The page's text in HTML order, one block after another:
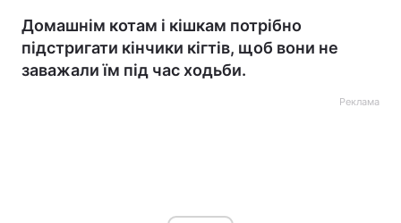
Домашнім котам і кішкам потрібно
підстригати кінчики кігтів, щоб вони не
заважали їм під час ходьби.
Реклама